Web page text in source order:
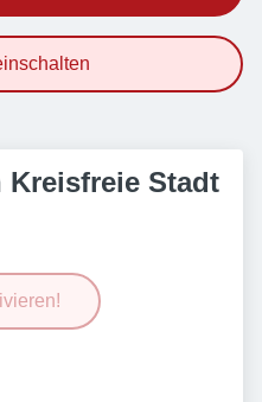
Kreisfreie Stadt